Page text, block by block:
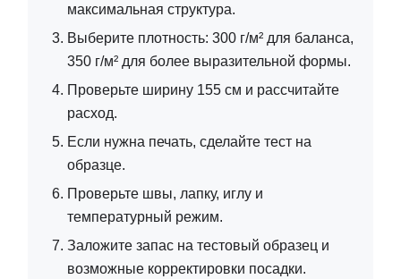
максимальная структура.
Выберите плотность: 300 г/м² для баланса,
350 г/м² для более выразительной формы.
Проверьте ширину 155 см и рассчитайте
расход.
Если нужна печать, сделайте тест на
образце.
Проверьте швы, лапку, иглу и
температурный режим.
Заложите запас на тестовый образец и
возможные корректировки посадки.